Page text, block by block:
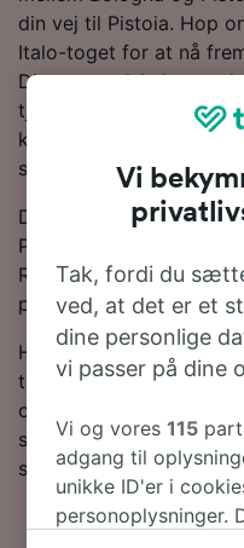
din vej til Pistoia. Hop
Italo-toget for at nå
Disse togselskaber er
tjenester på denne rute
komfortable tog, der vil
som muligt.
Du kan spare penge på
Pistoia, hvis du bestiller
Rejseplanlægger øverst
priser og få de billigste
Hvis du vil vide mere
togplaner og,-tips til,
og ofte stillede
sidste togtider. Vil du
søgning med os i dag!
Vi
Tak, fordi du
ved, at det er et
dine personlige
vi passer på dine
Vi og vores115
adgang til
unikke ID'er i
personoplysninger.